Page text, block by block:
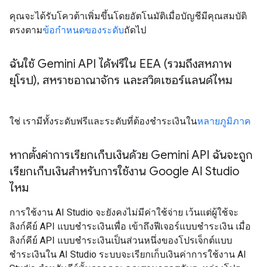
คุณจะได้รับโควต้าเพิ่มขึ้นโดยอัตโนมัติเมื่อบัญชีมีคุณสมบัติ
ตรงตามข้อกำหนดของระดับถัดไป
ฉันใช้ Gemini API ได้ฟรีใน EEA (รวมถึงสหภาพ
ยุโรป), สหราชอาณาจักร และสวิตเซอร์แลนด์ไหม
ใช่ เรามีทั้งระดับฟรีและระดับที่ต้องชำระเงินในหลายภูมิภาค
หากตั้งค่าการเรียกเก็บเงินด้วย Gemini API ฉันจะถูก
เรียกเก็บเงินสำหรับการใช้งาน Google AI Studio
ไหม
การใช้งาน AI Studio จะยังคงไม่มีค่าใช้จ่าย เว้นแต่ผู้ใช้จะ
ลิงก์คีย์ API แบบชำระเงินเพื่อ เข้าถึงฟีเจอร์แบบชำระเงิน เมื่อ
ลิงก์คีย์ API แบบชำระเงินเป็นส่วนหนึ่งของโปรเจ็กต์แบบ
ชำระเงินใน AI Studio ระบบจะเรียกเก็บเงินค่าการใช้งาน AI